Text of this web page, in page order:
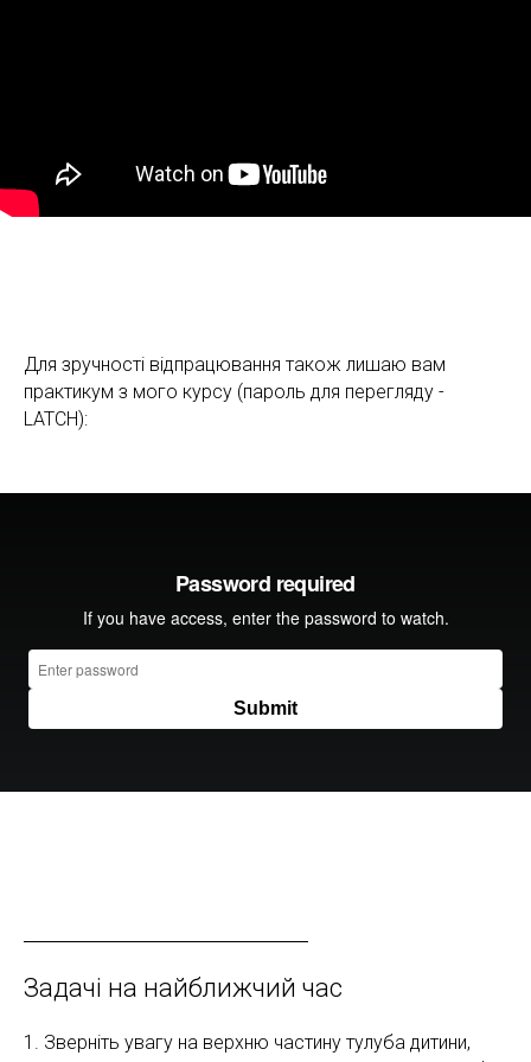
Для зручності відпрацювання також лишаю вам
практикум з мого курсу (пароль для перегляду -
LATCH):
Задачі на найближчий час
1. Зверніть увагу на верхню частину тулуба дитини,